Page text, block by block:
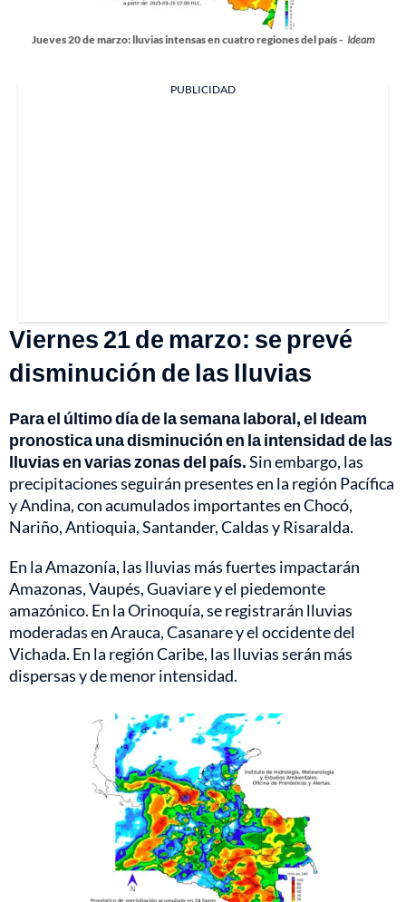
Jueves 20 de marzo: lluvias intensas en cuatro regiones del país - Ideam
PUBLICIDAD
Viernes 21 de marzo: se prevé
disminución de las lluvias
Para el último día de la semana laboral, el Ideam
pronostica una disminución en la intensidad de las
lluvias en varias zonas del país.Sin embargo, las
precipitaciones seguirán presentes en la región Pacífica
y Andina, con acumulados importantes en Chocó,
Nariño, Antioquia, Santander, Caldas y Risaralda.
En la Amazonía, las lluvias más fuertes impactarán
Amazonas, Vaupés, Guaviare y el piedemonte
amazónico. En la Orinoquía, se registrarán lluvias
moderadas en Arauca, Casanare y el occidente del
Vichada. En la región Caribe, las lluvias serán más
dispersas y de menor intensidad.